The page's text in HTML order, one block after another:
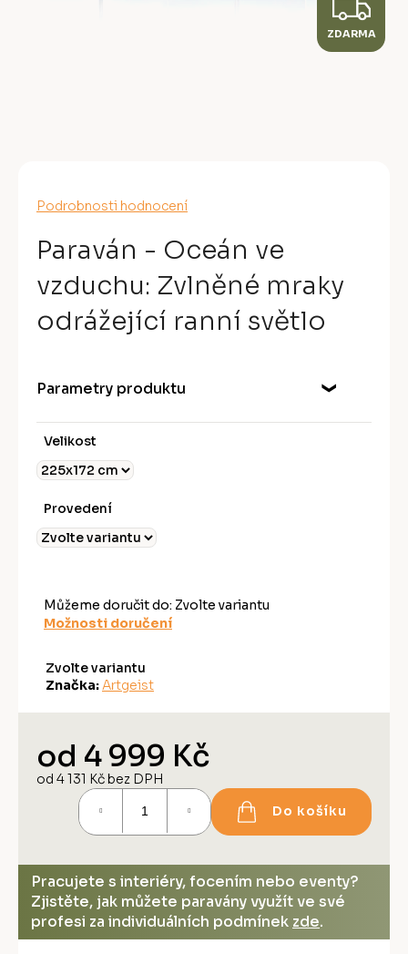
Průměrné
produktu
je
z
hvězdiček.
Podrobnosti hodnocení
Paraván - Oceán ve
vzduchu: Zvlněné mraky
odrážející ranní světlo
Parametry produktu
Velikost
Provedení
Můžeme doručit do: Zvolte variantu
Možnosti doručení
Zvolte variantu
Značka: Artgeist
od 4 999 Kč
od 4 131 Kčbez DPH
Do košíku
Pracujete s interiéry, focením nebo eventy?
Zjistěte, jak můžete paravány využít ve své
profesi za individuálních podmínek zde.
Z
D
ZDARMA